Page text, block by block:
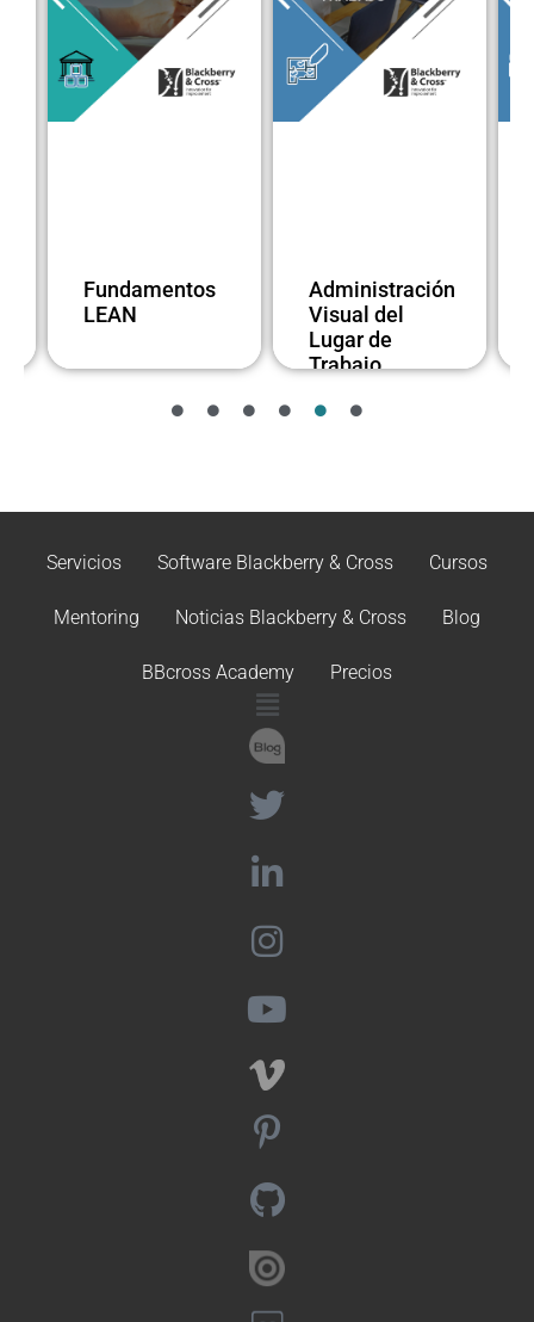
Fundamentos
LEAN
Administración
Visual del
Lugar de
Trabajo
Servicios Software Blackberry & Cross Cursos
Mentoring Noticias Blackberry & Cross Blog
BBcross Academy Precios